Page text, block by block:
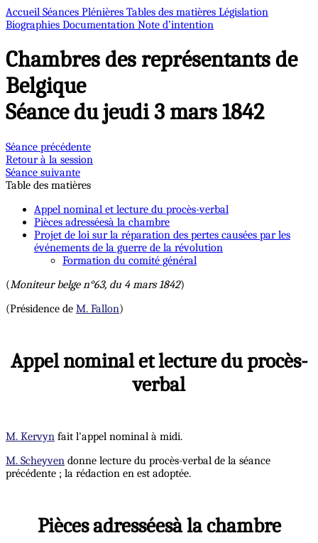
Accueil Séances Plénières Tables des matières Législation
Biographies Documentation Note d’intention
Chambres des représentants de
Belgique
Séance du jeudi 3 mars 1842
Séance précédente
Retour à la session
Séance suivante
Table des matières
Appel nominal et lecture du procès-verbal
Pièces adresséesà la chambre
Projet de loi sur la réparation des pertes causées par les
événements de la guerre de la révolution
Formation du comité général
(Moniteur belge n°63, du 4 mars 1842)
(Présidence de M. Fallon)
Appel nominal et lecture du procès-
verbal
M. Kervyn fait l'appel nominal à midi.
M. Scheyven donne lecture du procès-verbal de la séance
précédente ; la rédaction en est adoptée.
Pièces adresséesà la chambre